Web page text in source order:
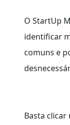
O StartUp
identificar
comuns e
Basta clicar